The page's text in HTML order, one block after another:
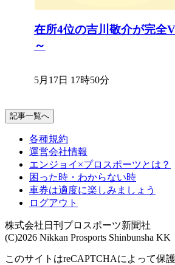
在所4位の吉川敬介が完全
～
5月17日 17時50分
記事一覧へ
各種規約
運営会社情報
エンジョイ×プロスポーツとは？
困った時・わからない時
車券は適度に楽しみましょう
ログアウト
株式会社日刊プロスポーツ新聞社
(C)2026 Nikkan Prosports Shinbunsha KK
このサイトはreCAPTCHAによって保